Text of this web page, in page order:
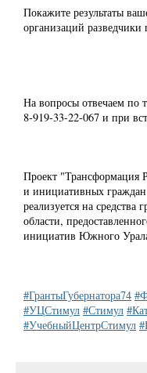
Покажите результаты
организаций разведчики
На вопросы отвечаем по
8-919-33-22-067 и при
Проект "Трансформация
и инициативных
реализуется на средства
области,
инициатив Южного
#ГрантыГубернатора74
#УЦСтимул #Стимул
#УчебныйЦентрСтимул